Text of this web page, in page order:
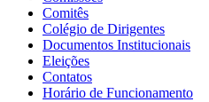
Comitês
Colégio de Dirigentes
Documentos Institucionais
Eleições
Contatos
Horário de Funcionamento